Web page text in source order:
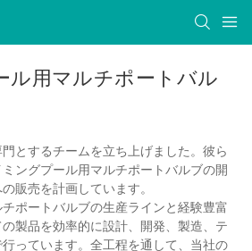
ル用マルチポートバル
とするチームを立ち上げました。彼ら
ングプール用マルチポートバルブの開
販売を計画しています。
ポートバルブの生産ラインと経験豊富
製品を効率的に設計、開発、製造、テ
っています。全工程を通して、当社の